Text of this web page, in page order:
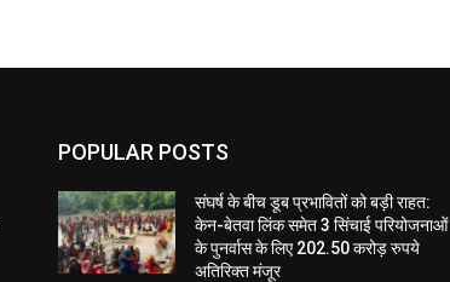
POPULAR POSTS
संघर्ष के बीच डूब प्रभावितों को बड़ी राहत:
केन-बेतवा लिंक समेत 3 सिंचाई परियोजनाओं
के पुनर्वास के लिए 202.50 करोड़ रुपये
अतिरिक्त मंजूर